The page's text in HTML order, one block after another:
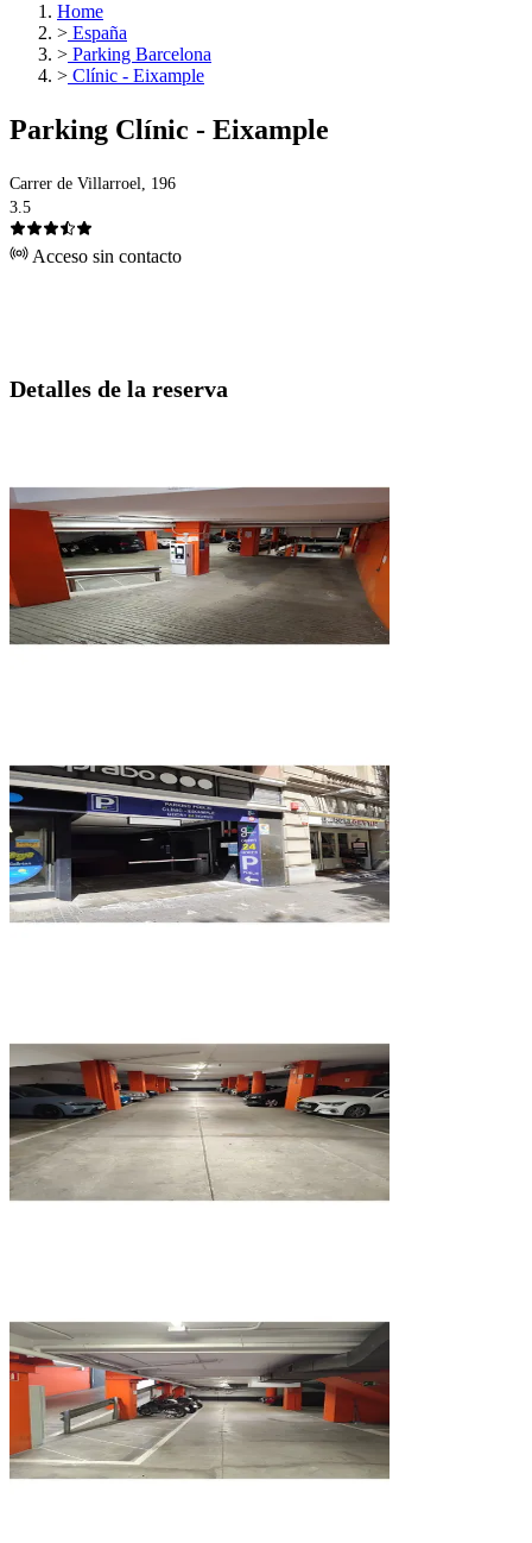
Home
> España
> Parking Barcelona
> Clínic - Eixample
Parking Clínic - Eixample
Carrer de Villarroel, 196
3.5
Acceso sin contacto
Detalles de la reserva